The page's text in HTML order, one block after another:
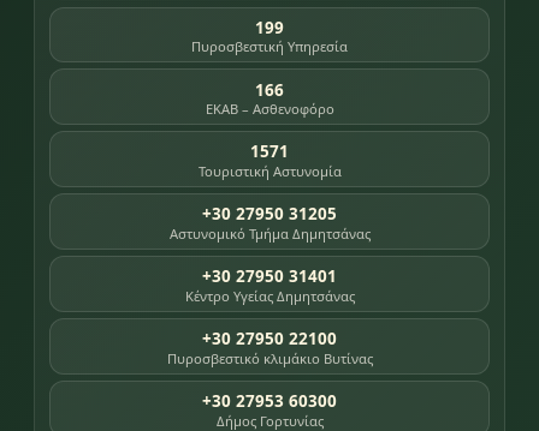
199
Πυροσβεστική Υπηρεσία
166
ΕΚΑΒ – Ασθενοφόρο
1571
Τουριστική Αστυνομία
+30 27950 31205
Αστυνομικό Τμήμα Δημητσάνας
+30 27950 31401
Κέντρο Υγείας Δημητσάνας
+30 27950 22100
Πυροσβεστικό κλιμάκιο Βυτίνας
+30 27953 60300
Δήμος Γορτυνίας